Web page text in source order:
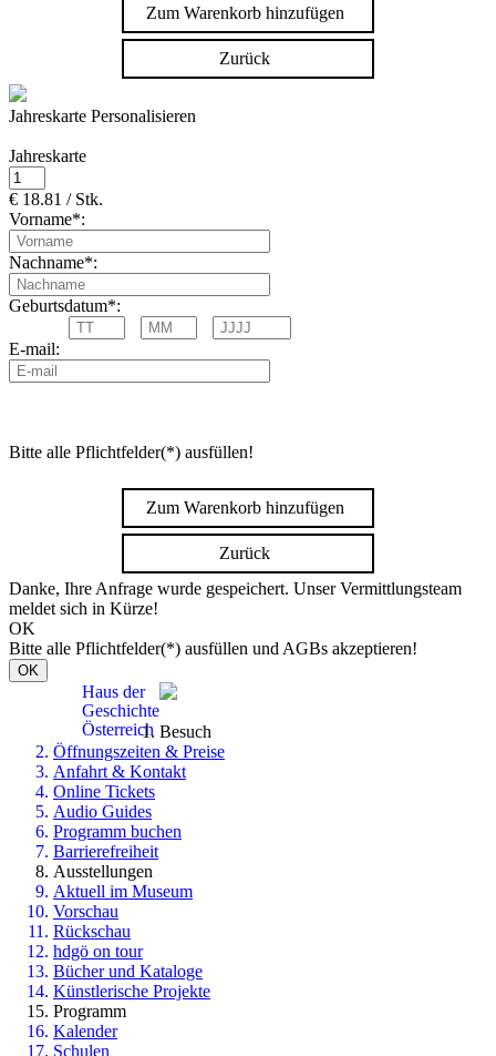
Zum Warenkorb hinzufügen
Zurück
Jahreskarte Personalisieren
Jahreskarte
€ 18.81 / Stk.
Vorname*:
Nachname*:
Geburtsdatum*:
E-mail:
Bitte alle Pflichtfelder(*) ausfüllen!
Zum Warenkorb hinzufügen
Zurück
Danke, Ihre Anfrage wurde gespeichert. Unser Vermittlungsteam
meldet sich in Kürze!
OK
Bitte alle Pflichtfelder(*) ausfüllen und AGBs akzeptieren!
OK
Haus der
Geschichte
Österreich Besuch
Öffnungszeiten & Preise
Anfahrt & Kontakt
Online Tickets
Audio Guides
Programm buchen
Barrierefreiheit
Ausstellungen
Aktuell im Museum
Vorschau
Rückschau
hdgö on tour
Bücher und Kataloge
Künstlerische Projekte
Programm
Kalender
Schulen